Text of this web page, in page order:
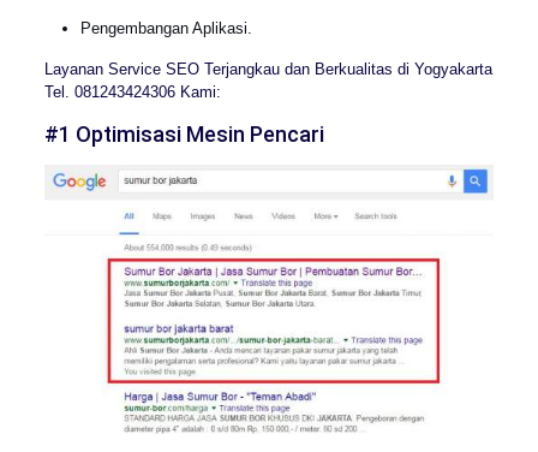
Pengembangan Aplikasi.
Layanan Service SEO Terjangkau dan Berkualitas di Yogyakarta
Tel. 081243424306 Kami:
#1 Optimisasi Mesin Pencari